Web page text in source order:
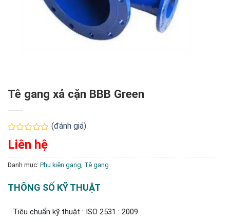
Tê gang xả cặn BBB Green
Được
xếp
hạng
0
(đánh giá)
Liên hệ
Danh mục: Phụ kiện gang, Tê gang
THÔNG SỐ KỸ THUẬT
Tiêu chuẩn kỹ thuật : ISO 2531 : 2009